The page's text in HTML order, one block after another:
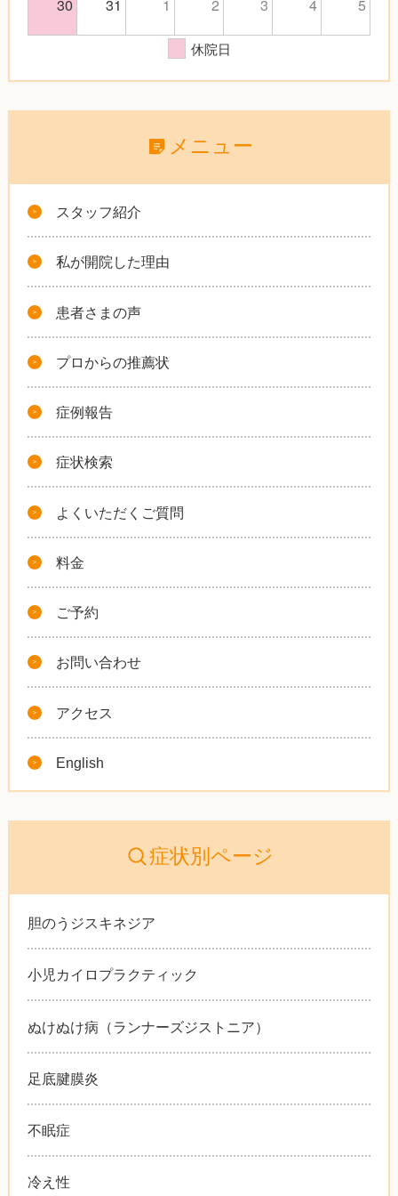
休院日
メニュー
スタッフ紹介
私が開院した理由
患者さまの声
プロからの推薦状
症例報告
症状検索
よくいただくご質問
料金
ご予約
お問い合わせ
アクセス
English
症状別ページ
胆のうジスキネジア
小児カイロプラクティック
ぬけぬけ病（ランナーズジストニア）
足底腱膜炎
不眠症
冷え性